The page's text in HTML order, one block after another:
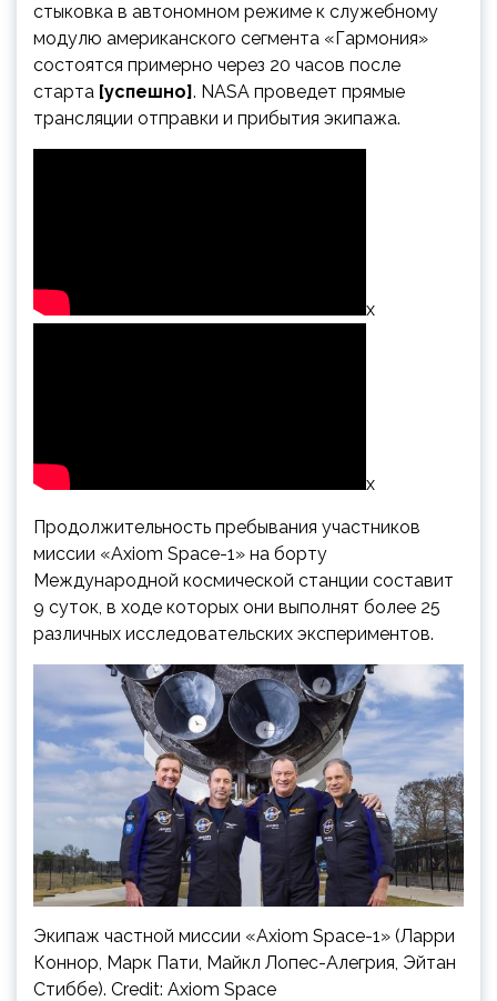
стыковка в автономном режиме к служебному
модулю американского сегмента «Гармония»
состоятся примерно через 20 часов после
старта [успешно]. NASA проведет прямые
трансляции отправки и прибытия экипажа.
x
x
Продолжительность пребывания участников
миссии «Axiom Space-1» на борту
Международной космической станции составит
9 суток, в ходе которых они выполнят более 25
различных исследовательских экспериментов.
Экипаж частной миссии «Axiom Space-1» (Ларри
Коннор, Марк Пати, Майкл Лопес-Алегрия, Эйтан
Стиббе). Credit: Axiom Space